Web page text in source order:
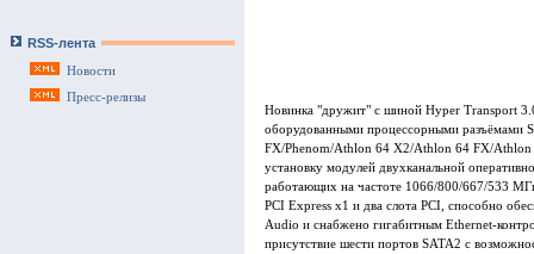
RSS-лента
Новости
Пресс-релизы
Новинка "дружит" с шиной Hyper Transport
оборудованными процессорными разъёмами
FX/Phenom/Athlon 64 X2/Athlon 64 FX/Athlon
установку модулей двухканальной
работающих на частоте 1066/800/667/533
PCI Express х1 и два слота PCI, способно
Audio и снабжено гигабитным Ethernet-
присутствие шести портов SATA2 с